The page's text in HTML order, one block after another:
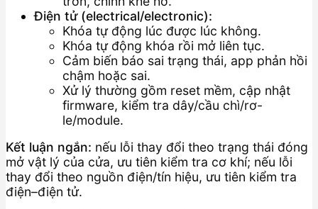
Điện tử (electrical/electronic):
Khóa tự động lúc được lúc không.
Khóa tự động khóa rồi mở liên tục.
Cảm biến báo sai trạng thái, app phản hồi
chậm hoặc sai.
Xử lý thường gồm reset mềm, cập nhật
firmware, kiểm tra dây/cầu chì/rơ-
le/module.
Kết luận ngắn: nếu lỗi thay đổi theo trạng thái đóng
mở vật lý của cửa, ưu tiên kiểm tra cơ khí; nếu lỗi
thay đổi theo nguồn điện/tín hiệu, ưu tiên kiểm tra
điện–điện tử.